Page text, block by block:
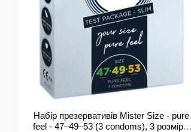
Набір презервативів Mister Size - pure
feel - 47–49–53 (3 condoms), 3 розміри,